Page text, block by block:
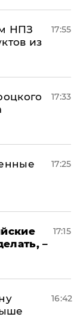
НПЗ
из
17:55
17:33
17:25
–
17:15
16:42